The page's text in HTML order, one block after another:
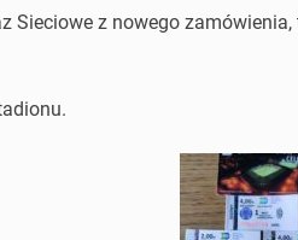
Sieciowe z nowego